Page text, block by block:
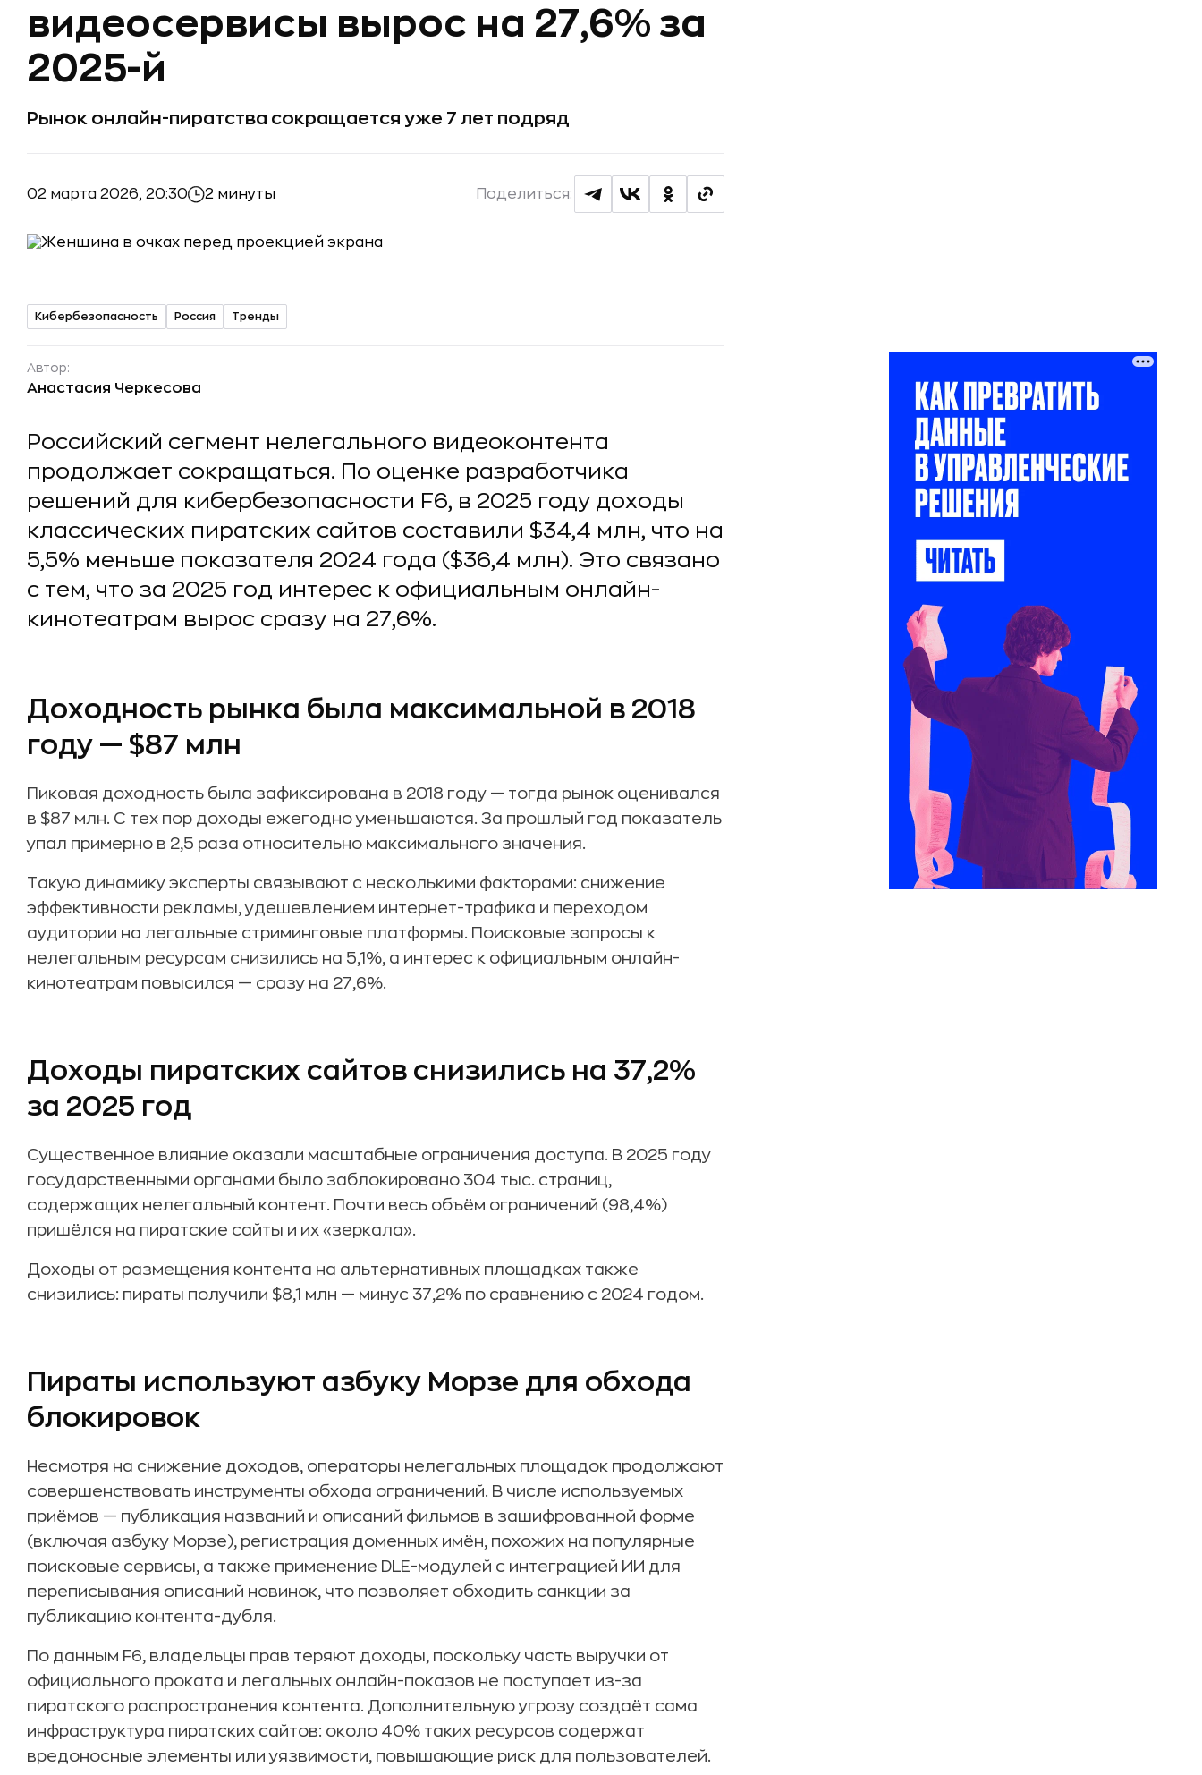
видеосервисы вырос на 27,6% за
2025-й
Рынок онлайн-пиратства сокращается уже 7 лет подряд
02 марта 2026, 20:30 2 минуты Поделиться:
Кибербезопасность Россия Тренды
Автор:
Анастасия Черкесова
Российский сегмент нелегального видеоконтента
продолжает сокращаться. По оценке разработчика
решений для кибербезопасности F6, в 2025 году доходы
классических пиратских сайтов составили $34,4 млн, что на
5,5% меньше показателя 2024 года ($36,4 млн). Это связано
с тем, что за 2025 год интерес к официальным онлайн-
кинотеатрам вырос сразу на 27,6%.
Доходность рынка была максимальной в 2018
году — $87 млн
Пиковая доходность была зафиксирована в 2018 году — тогда рынок оценивался
в $87 млн. С тех пор доходы ежегодно уменьшаются. За прошлый год показатель
упал примерно в 2,5 раза относительно максимального значения.
Такую динамику эксперты связывают с несколькими факторами: снижение
эффективности рекламы, удешевлением интернет-трафика и переходом
аудитории на легальные стриминговые платформы. Поисковые запросы к
нелегальным ресурсам снизились на 5,1%, а интерес к официальным онлайн-
кинотеатрам повысился — сразу на 27,6%.
Доходы пиратских сайтов снизились на 37,2%
за 2025 год
Существенное влияние оказали масштабные ограничения доступа. В 2025 году
государственными органами было заблокировано 304 тыс. страниц,
содержащих нелегальный контент. Почти весь объём ограничений (98,4%)
пришёлся на пиратские сайты и их «зеркала».
Доходы от размещения контента на альтернативных площадках также
снизились: пираты получили $8,1 млн — минус 37,2% по сравнению с 2024 годом.
Пираты используют азбуку Морзе для обхода
блокировок
Несмотря на снижение доходов, операторы нелегальных площадок продолжают
совершенствовать инструменты обхода ограничений. В числе используемых
приёмов — публикация названий и описаний фильмов в зашифрованной форме
(включая азбуку Морзе), регистрация доменных имён, похожих на популярные
поисковые сервисы, а также применение DLE-модулей с интеграцией ИИ для
переписывания описаний новинок, что позволяет обходить санкции за
публикацию контента-дубля.
По данным F6, владельцы прав теряют доходы, поскольку часть выручки от
официального проката и легальных онлайн-показов не поступает из-за
пиратского распространения контента. Дополнительную угрозу создаёт сама
инфраструктура пиратских сайтов: около 40% таких ресурсов содержат
вредоносные элементы или уязвимости, повышающие риск для пользователей.